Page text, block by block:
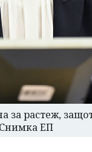
растеж,
Снимка ЕП